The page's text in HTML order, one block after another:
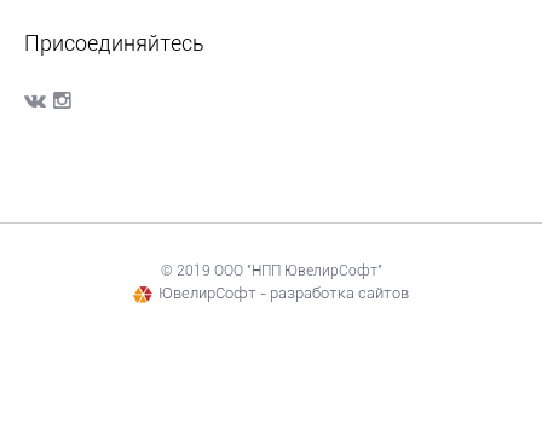
Присоединяйтесь
© 2019 ООО "НПП ЮвелирСофт"
ЮвелирСофт - разработка сайтов